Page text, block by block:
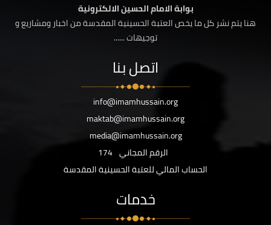
بوابة الامام الحسين الالكترونية
هنا يتم نشر كل ما يخص العتبة الحسينية المقدسة من اخبار ومشاريع و
توجيهات ......
اتصل بنا
info@imamhussain.org
maktab@imamhussain.org
media@imamhussain.org
الرقم المجاني 174
الحساب المالي للعتبة الحسينية المقدسة
خدمات